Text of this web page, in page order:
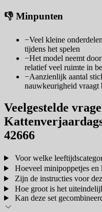
👎 Minpunten
−Veel kleine
tijdens het spelen
−Het model neemt
relatief veel ruimte in
−Aanzienlijk aantal
nauwkeurigheid vraagt
Veelgestelde
42666
Voor welke
Hoeveel minipoppetjes en
Zijn de instructies voor
Hoe groot is het
Kan deze set